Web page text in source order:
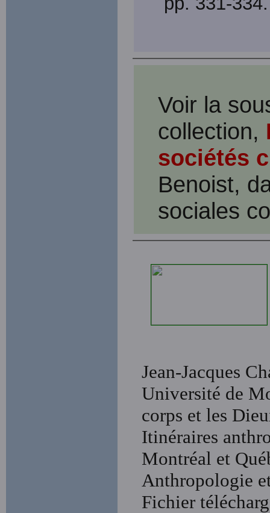
Voir la
collection,
sociétés
Benoist,
sociales
Jean-Jacques
Université de
corps et les
Itinéraires
Montréal et
Anthropologie
Fichier